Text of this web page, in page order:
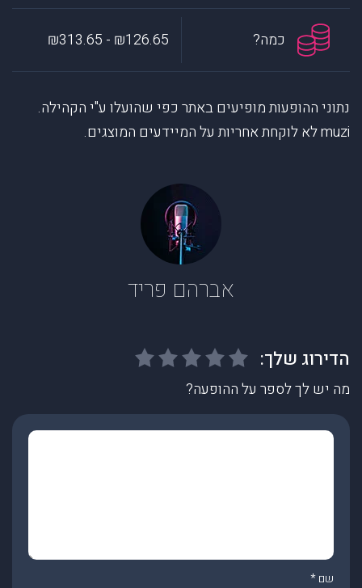
כמה? ₪126.65 - ₪313.65
נתוני ההופעות מופיעים באתר כפי שהועלו ע"י הקהילה.
muzi לא לוקחת אחריות על המיידעים המוצגים.
אברהם פריד
מה יש לך לספר על ההופעה?
שם*